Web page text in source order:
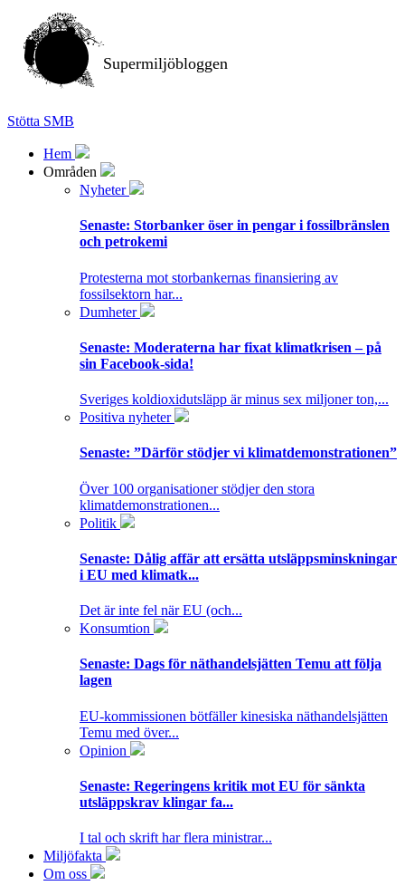
Supermiljöbloggen
Stötta SMB
Hem
Områden
Nyheter
Senaste: Storbanker öser in pengar i fossilbränslen
och petrokemi
Protesterna mot storbankernas finansiering av
fossilsektorn har...
Dumheter
Senaste: Moderaterna har fixat klimatkrisen – på
sin Facebook-sida!
Sveriges koldioxidutsläpp är minus sex miljoner ton,...
Positiva nyheter
Senaste: ”Därför stödjer vi klimatdemonstrationen”
Över 100 organisationer stödjer den stora
klimatdemonstrationen...
Politik
Senaste: Dålig affär att ersätta utsläppsminskningar
i EU med klimatk...
Det är inte fel när EU (och...
Konsumtion
Senaste: Dags för näthandelsjätten Temu att följa
lagen
EU-kommissionen bötfäller kinesiska näthandelsjätten
Temu med över...
Opinion
Senaste: Regeringens kritik mot EU för sänkta
utsläppskrav klingar fa...
I tal och skrift har flera ministrar...
Miljöfakta
Om oss